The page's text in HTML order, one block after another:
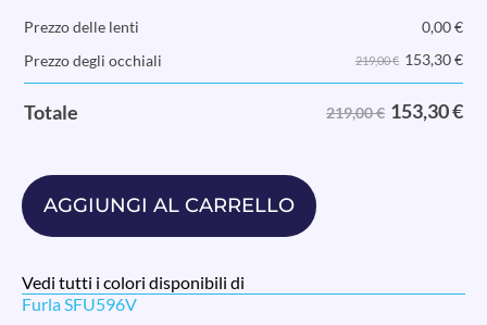
Prezzo delle lenti 0,00€
Prezzo degli occhiali
219,00 € 153,30€
Totale 219,00 € 153,30€
AGGIUNGI AL CARRELLO
Vedi tutti i colori disponibili di
Furla SFU596V